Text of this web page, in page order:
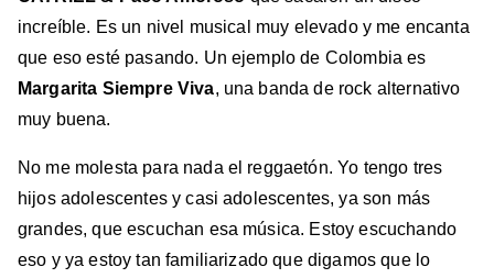
increíble. Es un nivel musical muy elevado y me encanta
que eso esté pasando. Un ejemplo de Colombia es
Margarita Siempre Viva, una banda de rock alternativo
muy buena.
No me molesta para nada el reggaetón. Yo tengo tres
hijos adolescentes y casi adolescentes, ya son más
grandes, que escuchan esa música. Estoy escuchando
eso y ya estoy tan familiarizado que digamos que lo